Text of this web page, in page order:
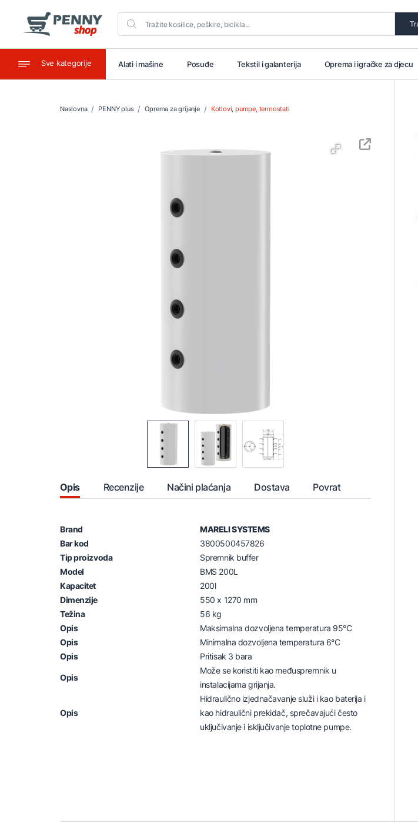
Sve kategorije
Ugostiteljstvo Alati i mašine Posuđe Tekstil i galanterija Oprema i igračke za djecu
Naslovna PENNY plus Oprema za grijanje Kotlovi, pumpe, termostati
Opis Recenzije Načini plaćanja Dostava Povrat
Brand
MARELI SYSTEMS
Bar kod
3800500457826
Tip proizvoda
Spremnik buffer
Model
BMS 200L
Kapacitet
200l
Dimenzije
550 x 1270 mm
Težina
56 kg
Opis
Maksimalna dozvoljena temperatura 95°C
Opis
Minimalna dozvoljena temperatura 6°C
Opis
Pritisak 3 bara
Opis
Može se koristiti kao međuspremnik u
instalacijama grijanja.
Opis
Hidraulično izjednačavanje služi i kao baterija i
kao hidraulični prekidač, sprečavajući često
uključivanje i isključivanje toplotne pumpe.